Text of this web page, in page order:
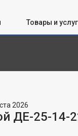
Товары и
2026
ДЕ-25-14-